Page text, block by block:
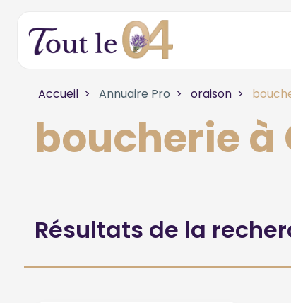
Accueil Annuaire Pro oraison
boucherie à
Résultats de la